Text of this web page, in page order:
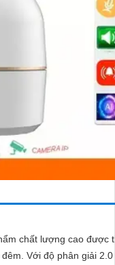
chất lượng cao được
MP,